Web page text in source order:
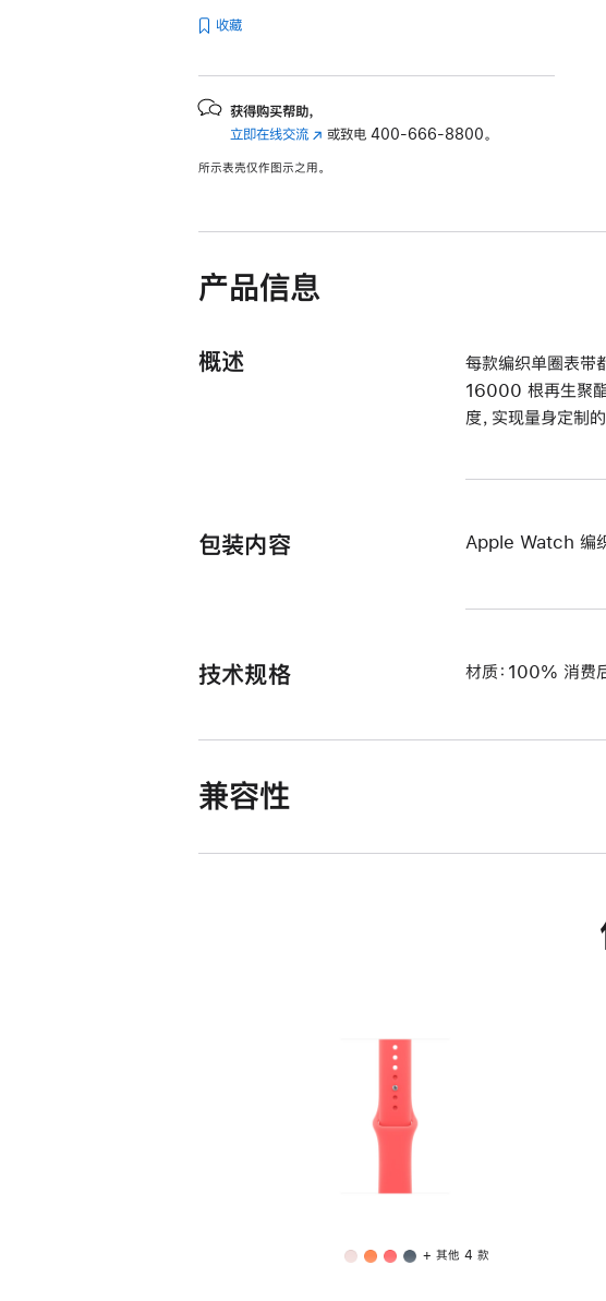
收藏
获得购买帮助，
立即在线交流 (在 或致电400-666-8800。
所示表壳仅作图示之用。
产品信息
概述
每款编织单圈表带
16000 根再生聚酯
度，实现量身定制
包装内容 Apple Watch 编
技术规格 材质：100% 消费
兼容性
+ 其他 4 款